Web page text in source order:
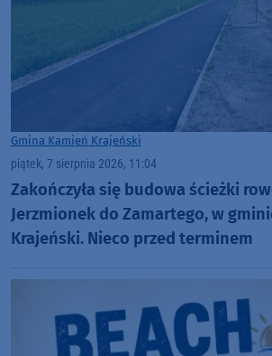
Gmina Kamień Krajeński
piątek, 7 sierpnia 2026, 11:04
Zakończyła się budowa ścieżki
Jerzmionek do Zamartego, w
Krajeński. Nieco przed terminem